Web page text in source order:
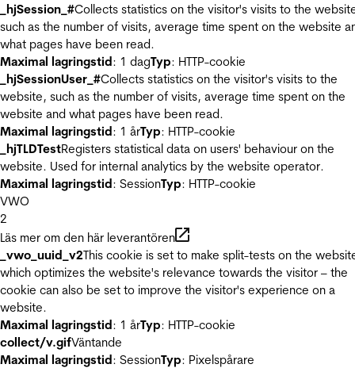
_hjSession_#Collects statistics on the visitor's visits to the
such as the number of visits, average time spent on the website
what pages have been read.
Maximal lagringstid: 1 dagTyp: HTTP-cookie
_hjSessionUser_#Collects statistics on the visitor's visits to the
website, such as the number of visits, average time spent on the
website and what pages have been read.
Maximal lagringstid: 1 årTyp: HTTP-cookie
_hjTLDTestRegisters statistical data on users' behaviour on the
website. Used for internal analytics by the website operator.
Maximal lagringstid: SessionTyp: HTTP-cookie
VWO
2
Läs mer om den här leverantören
_vwo_uuid_v2This cookie is set to make split-tests on the
which optimizes the website's relevance towards the visitor – the
cookie can also be set to improve the visitor's experience on a
website.
Maximal lagringstid: 1 årTyp: HTTP-cookie
collect/v.gifVäntande
Maximal lagringstid: SessionTyp: Pixelspårare